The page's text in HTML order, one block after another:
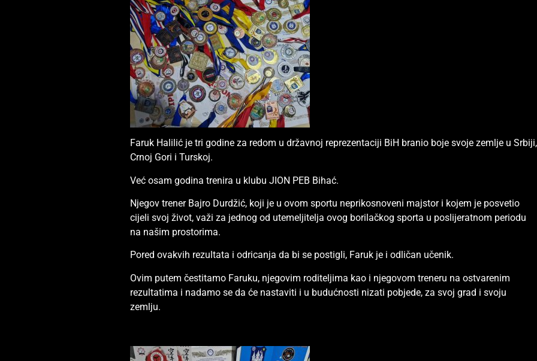
Faruk Halilić je tri godine za redom u državnoj reprezentaciji BiH branio boje svoje zemlje u Srbiji,
Crnoj Gori i Turskoj.
Već osam godina trenira u klubu JION PEB Bihać.
Njegov trener Bajro Durdžić, koji je u ovom sportu neprikosnoveni majstor i kojem je posvetio
cijeli svoj život, važi za jednog od utemeljitelja ovog borilačkog sporta u poslijeratnom periodu
na našim prostorima.
Pored ovakvih rezultata i odricanja da bi se postigli, Faruk je i odličan učenik.
Ovim putem čestitamo Faruku, njegovim roditeljima kao i njegovom treneru na ostvarenim
rezultatima i nadamo se da će nastaviti i u budućnosti nizati pobjede, za svoj grad i svoju
zemlju.